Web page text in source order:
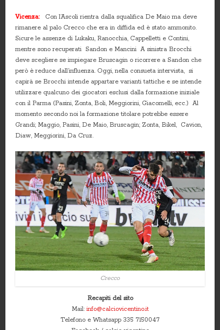
Vicenza:
Con l’Ascoli rientra dalla squalifica De Maio ma deve
rimanere al palo Crecco che era in diffida ed è stato ammonito.
Sicure le assenze di Lukaku, Ranocchia, Cappelletti e Contini,
mentre sono recuperati Sandon e Mancini A sinistra Brocchi
deve scegliere se impiegare Bruscagin o ricorrere a Sandon che
però è reduce dall’influenza. Oggi, nella consueta intervista, si
capirà se Brocchi intende appartare varianti tattiche e se intende
utilizzare qualcuno dei giocatori esclusi dalla formazione iniziale
con il Parma (Pasini, Zonta, Boli, Meggiorini, Giacomelli, ecc.) Al
momento secondo noi la formazione titolare potrebbe essere
Grandi; Maggio, Pasini, De Maio, Bruscagin; Zonta, Bikel, Cavion,
Diaw, Meggiorini, Da Cruz.
Crecco
Recapiti del sito
Mail: info@calciovicentino.it
Telefono e Whatsapp 335 7150047